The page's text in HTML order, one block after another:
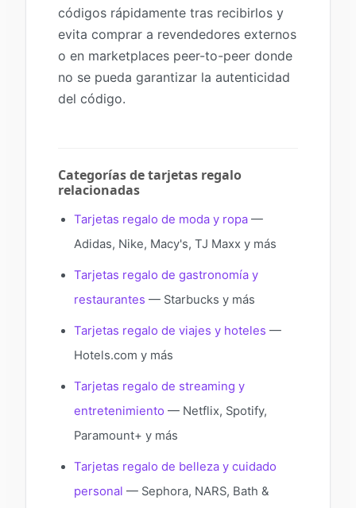
códigos rápidamente tras recibirlos y
evita comprar a revendedores externos
o en marketplaces peer-to-peer donde
no se pueda garantizar la autenticidad
del código.
Categorías de tarjetas regalo
relacionadas
Tarjetas regalo de moda y ropa —
Adidas, Nike, Macy's, TJ Maxx y más
Tarjetas regalo de gastronomía y
restaurantes — Starbucks y más
Tarjetas regalo de viajes y hoteles —
Hotels.com y más
Tarjetas regalo de streaming y
entretenimiento — Netflix, Spotify,
Paramount+ y más
Tarjetas regalo de belleza y cuidado
personal — Sephora, NARS, Bath &